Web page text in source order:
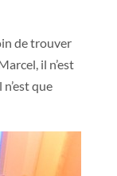
de trouver
il n’est
n’est que